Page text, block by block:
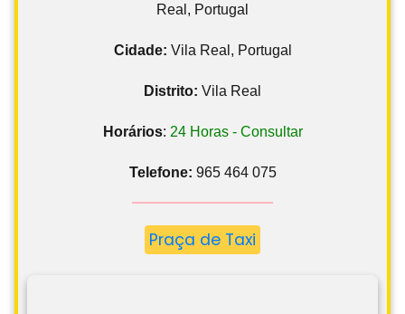
Real, Portugal
Cidade: Vila Real, Portugal
Distrito: Vila Real
Horários: 24 Horas - Consultar
Telefone: 965 464 075
Praça de Taxi